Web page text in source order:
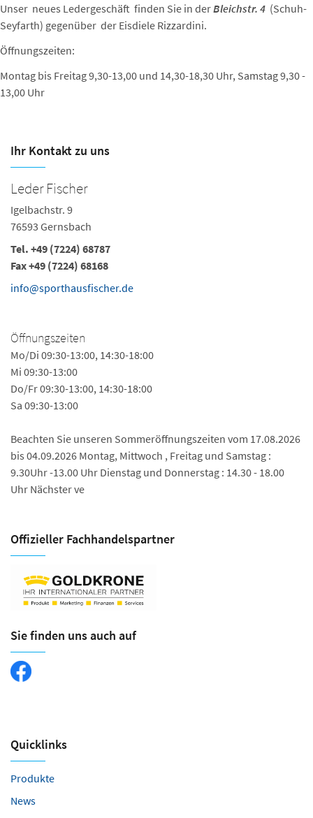
Unser neues Ledergeschäft finden Sie in derBleichstr. 4 (Schuh-
Seyfarth) gegenüber der Eisdiele Rizzardini.
Öffnungszeiten:
Montag bis Freitag 9,30-13,00 und 14,30-18,30 Uhr, Samstag 9,30 -
13,00 Uhr
Ihr Kontakt zu uns
Leder Fischer
Igelbachstr. 9
76593 Gernsbach
Tel. +49 (7224) 68787
Fax +49 (7224) 68168
info@sporthausfischer.de
Öffnungszeiten
Mo/Di 09:30-13:00, 14:30-18:00
Mi 09:30-13:00
Do/Fr 09:30-13:00, 14:30-18:00
Sa 09:30-13:00
Beachten Sie unseren Sommeröffnungszeiten vom 17.08.2026
bis 04.09.2026 Montag, Mittwoch , Freitag und Samstag :
9.30Uhr -13.00 Uhr Dienstag und Donnerstag : 14.30 - 18.00
Uhr Nächster ve
Offizieller Fachhandels­partner
Sie finden uns auch auf
Quicklinks
Produkte
News